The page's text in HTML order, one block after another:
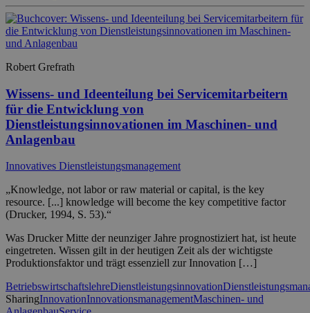
Robert Grefrath
Wissens- und Ideenteilung bei Servicemitarbeitern
für die Entwicklung von
Dienstleistungsinnovationen im Maschinen- und
Anlagenbau
Innovatives Dienstleistungsmanagement
„Knowledge, not labor or raw material or capital, is the key
resource. [...] knowledge will become the key competitive factor
(Drucker, 1994, S. 53).“
Was Drucker Mitte der neunziger Jahre prognostiziert hat, ist heute
eingetreten. Wissen gilt in der heutigen Zeit als der wichtigste
Produktionsfaktor und trägt essenziell zur Innovation […]
BetriebswirtschaftslehreDienstleistungsinnovation
SharingInnovationInnovationsmanagementMaschinen- und